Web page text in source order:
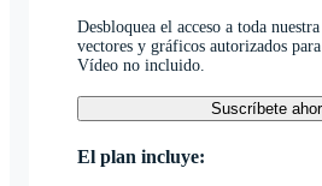
Desbloquea el acceso a toda
vectores y gráficos autorizados para
Vídeo no incluido.
Suscríbete
El plan incluye: